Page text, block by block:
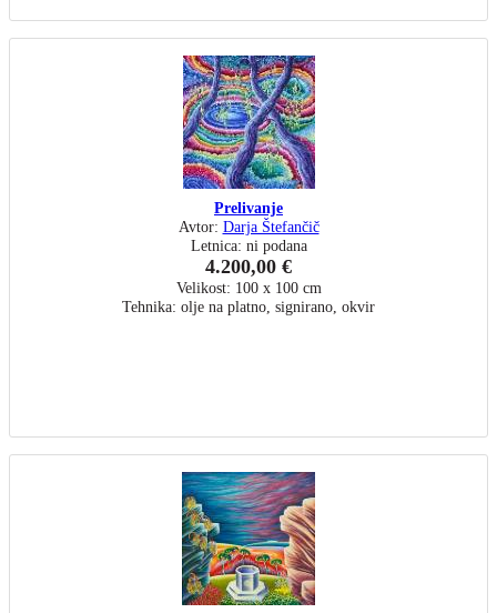
Prelivanje
Avtor: Darja Štefančič
Letnica: ni podana
4.200,00 €
Velikost: 100 x 100 cm
Tehnika: olje na platno, signirano, okvir